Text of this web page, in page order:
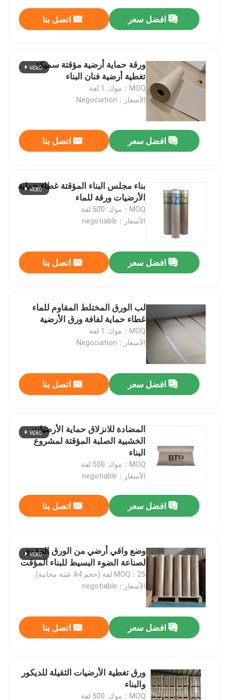
منزل
إتصال
افضل سعر اتصل بنا
ورقة حماية أرضية مؤقتة سميكة ،
تغطية أرضية فنان البناء
MOQ：موك: 1 لفة
الأسعار：Negociation
افضل سعر اتصل بنا
بناء مجلس البناء المؤقتة غطاء حماية
الأرضيات ورقة للماء
MOQ：موك: 500 لفة
الأسعار：negotiable
افضل سعر اتصل بنا
لب الورق المختلط المقاوم للماء
غطاء حماية لفافة ورق الأرضية
MOQ：موك: 1 لفة
الأسعار：Negociation
افضل سعر اتصل بنا
المضادة للانزلاق حماية الأرضيات
الخشبية الصلبة المؤقتة لمشروع
البناء
MOQ：موك: 500 لفة
الأسعار：negotiable
افضل سعر اتصل بنا
وضع واقي أرضي من الورق المقوى
لصناعة الضوء البسيط للبناء المؤقت
MOQ：25 لفة (حجم A4 عينة مجانية)
الأسعار：negotiable
افضل سعر اتصل بنا
ورق تغطية الأرضيات الثقيلة للديكور
والبناء
MOQ：موك: 500 لفة